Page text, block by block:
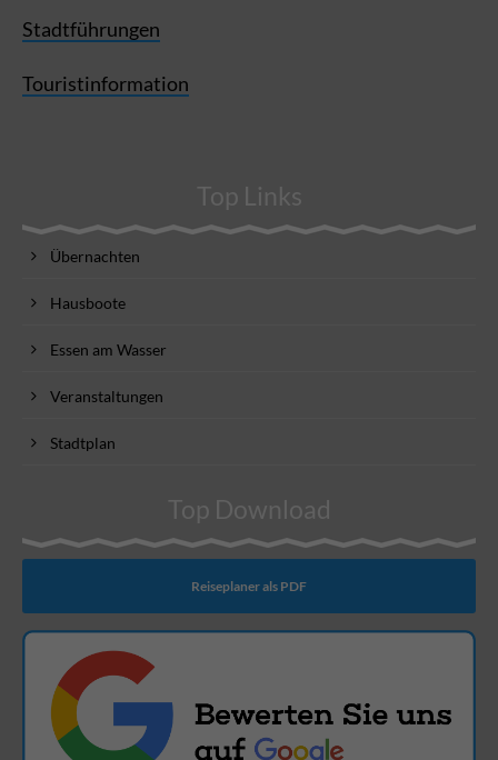
Stadtführungen
Touristinformation
Top Links
Übernachten
Hausboote
Essen am Wasser
Veranstaltungen
Stadtplan
Top Download
Reiseplaner als PDF